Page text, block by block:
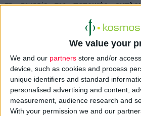
We value your
We and our partners store and/or
device, such as cookies and process
unique identifiers and standard
personalised advertising and content,
measurement, audience research and
With your permission we and our
τη σημασία τηςπατρικής
Η παρέμβαση TBT-S είναι ένα
πρόγραμμα τεσσάρων ημερών για
και τα υποστηρικτικά τους
συνδυάζει τη νευροβιολογική
την οικογενειακή συμμετοχή στη
βελτίωση της κατανόησης της